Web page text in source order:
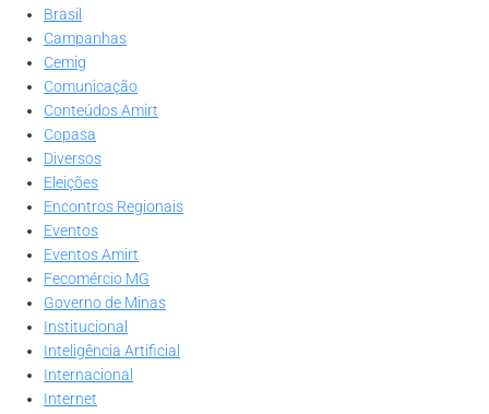
Brasil
Campanhas
Cemig
Comunicação
Conteúdos Amirt
Copasa
Diversos
Eleições
Encontros Regionais
Eventos
Eventos Amirt
Fecomércio MG
Governo de Minas
Institucional
Inteligência Artificial
Internacional
Internet